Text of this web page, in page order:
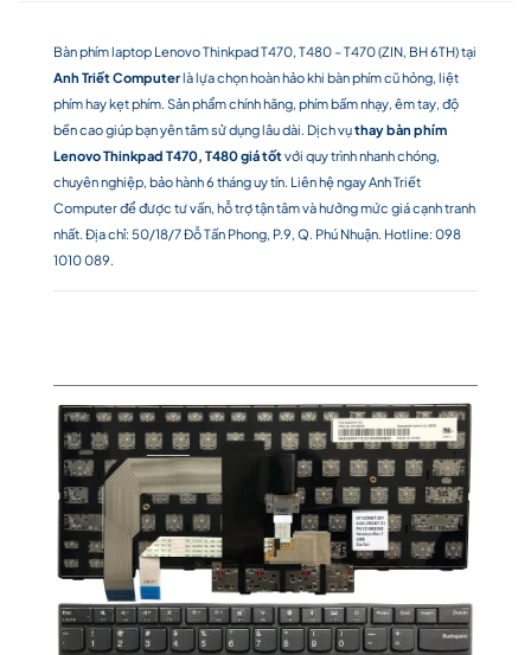
Bàn phím laptop Lenovo Thinkpad T470, T480 – T470 (ZIN, BH 6TH) tại
Anh Triết Computerlà lựa chọn hoàn hảo khi bàn phím cũ hỏng, liệt
phím hay kẹt phím. Sản phẩm chính hãng, phím bấm nhạy, êm tay, độ
bền cao giúp bạn yên tâm sử dụng lâu dài. Dịch vụthay bàn phím
Lenovo Thinkpad T470, T480 giá tốtvới quy trình nhanh chóng,
chuyên nghiệp, bảo hành 6 tháng uy tín. Liên hệ ngay Anh Triết
Computer để được tư vấn, hỗ trợ tận tâm và hưởng mức giá cạnh tranh
nhất. Địa chỉ: 50/18/7 Đỗ Tấn Phong, P.9, Q. Phú Nhuận. Hotline: 098
1010 089.